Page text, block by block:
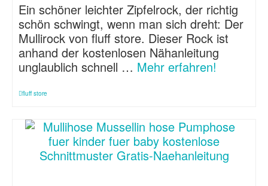
Ein schöner leichter Zipfelrock, der richtig
schön schwingt, wenn man sich dreht: Der
Mullirock von fluff store. Dieser Rock ist
anhand der kostenlosen Nähanleitung
unglaublich schnell … Mehr erfahren!
fluff store